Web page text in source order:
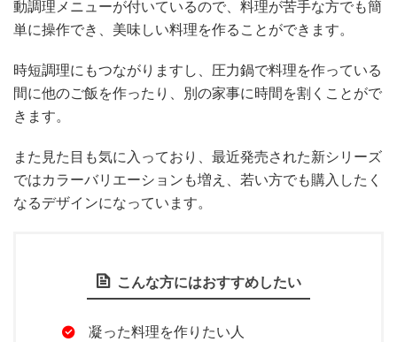
動調理メニューが付いているので、料理が苦手な方でも簡
単に操作でき、美味しい料理を作ることができます。
時短調理にもつながりますし、圧力鍋で料理を作っている
間に他のご飯を作ったり、別の家事に時間を割くことがで
きます。
また見た目も気に入っており、最近発売された新シリーズ
ではカラーバリエーションも増え、若い方でも購入したく
なるデザインになっています。
こんな方にはおすすめしたい
凝った料理を作りたい人